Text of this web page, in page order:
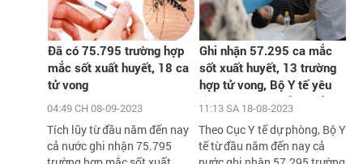
Đã có 75.795 trường hợp
mắc sốt xuất huyết, 18 ca
tử vong
04:49 CH 08-09-2023
Tích lũy từ đầu năm đến nay
cả nước ghi nhận 75.795
Ghi nhận 57.295 ca mắc
sốt xuất huyết, 13 trường
hợp tử vong, Bộ Y tế yêu
cầu xử lý triệt để các ổ
11:13 SA 18-08-2023
Theo Cục Y tế dự phòng, Bộ Y
tế từ đầu năm đến nay cả